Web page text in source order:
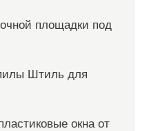
площадки под
Штиль для
окна от